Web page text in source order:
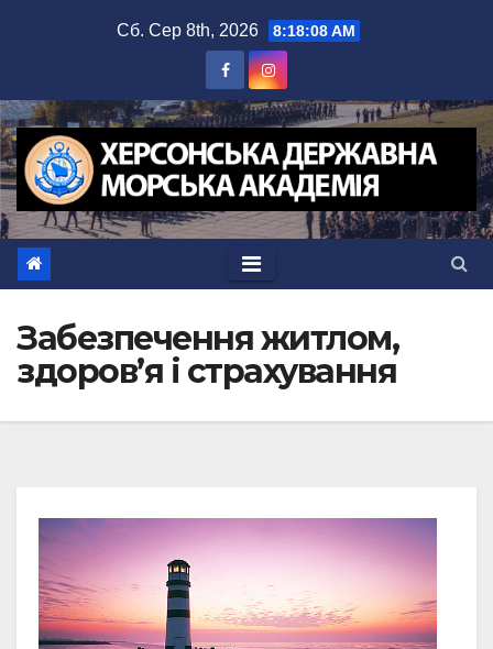
Сб. Сер 8th, 2026 8:18:09 AM
Забезпечення житлом,
здоров’я і страхування